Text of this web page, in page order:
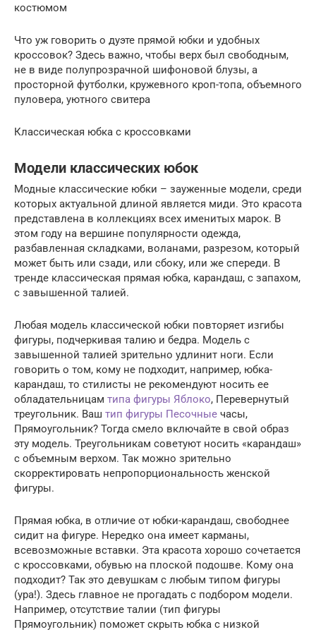
костюмом
Что уж говорить о дуэте прямой юбки и удобных
кроссовок? Здесь важно, чтобы верх был свободным,
не в виде полупрозрачной шифоновой блузы, а
просторной футболки, кружевного кроп-топа, объемного
пуловера, уютного свитера
Классическая юбка с кроссовками
Модели классических юбок
Модные классические юбки – зауженные модели, среди
которых актуальной длиной является миди. Это красота
представлена в коллекциях всех именитых марок. В
этом году на вершине популярности одежда,
разбавленная складками, воланами, разрезом, который
может быть или сзади, или сбоку, или же спереди. В
тренде классическая прямая юбка, карандаш, с запахом,
с завышенной талией.
Любая модель классической юбки повторяет изгибы
фигуры, подчеркивая талию и бедра. Модель с
завышенной талией зрительно удлинит ноги. Если
говорить о том, кому не подходит, например, юбка-
карандаш, то стилисты не рекомендуют носить ее
обладательницам типа фигуры Яблоко, Перевернутый
треугольник. Ваш тип фигуры Песочные часы,
Прямоугольник? Тогда смело включайте в свой образ
эту модель. Треугольникам советуют носить «карандаш»
с объемным верхом. Так можно зрительно
скорректировать непропорциональность женской
фигуры.
Прямая юбка, в отличие от юбки-карандаш, свободнее
сидит на фигуре. Нередко она имеет карманы,
всевозможные вставки. Эта красота хорошо сочетается
с кроссовками, обувью на плоской подошве. Кому она
подходит? Так это девушкам с любым типом фигуры
(ура!). Здесь главное не прогадать с подбором модели.
Например, отсутствие талии (тип фигуры
Прямоугольник) поможет скрыть юбка с низкой